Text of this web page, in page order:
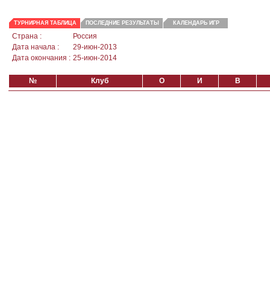
ТУРНИРНАЯ ТАБЛИЦА ПОСЛЕДНИЕ РЕЗУЛЬТАТЫ КАЛЕНДАРЬ ИГР
Страна :
Россия
Дата начала :
29-июн-2013
Дата окончания : 25-июн-2014
№ Клуб О И В